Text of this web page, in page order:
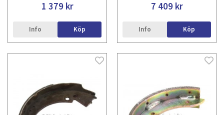
1 379 kr
Info Köp
7 409 kr
Info Köp